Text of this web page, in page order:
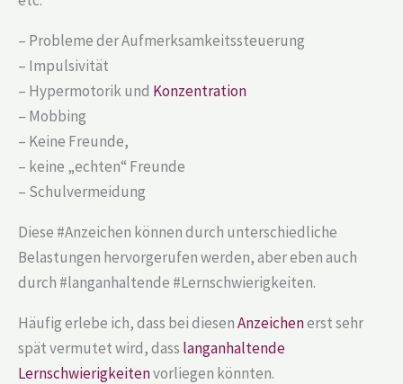
– Probleme der Aufmerksamkeitssteuerung
– Impulsivität
– Hypermotorik und Konzentration
– Mobbing
– Keine Freunde,
– keine „echten“ Freunde
– Schulvermeidung
Diese #Anzeichen können durch unterschiedliche
Belastungen hervorgerufen werden, aber eben auch
durch #langanhaltende #Lernschwierigkeiten.
Häufig erlebe ich, dass bei diesenAnzeichenerst sehr
spät vermutet wird, dass langanhaltende
Lernschwierigkeitenvorliegen könnten.